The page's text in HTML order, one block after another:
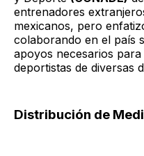
entrenadores
mexicanos, pero
colaborando en el país
apoyos necesarios
deportistas de diversas
Distribución de